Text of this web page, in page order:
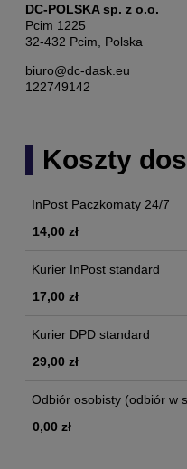
DC-POLSKA sp. z o.o.
Pcim 1225
32-432 Pcim, Polska
biuro@dc-dask.eu
122749142
Koszty
Cena nie zawiera
InPost Paczkomaty 24/7
14,00 zł
Kurier InPost standard
17,00 zł
Kurier DPD standard
29,00 zł
Odbiór osobisty (odbiór w
0,00 zł